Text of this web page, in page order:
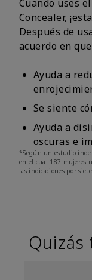
Cuando uses
Concealer,
Después de
acuerdo en
Ayuda a
Se siente
Ayuda a
oscuras e
*Según un estudio
en el cual 187 mujeres
las indicaciones por siete